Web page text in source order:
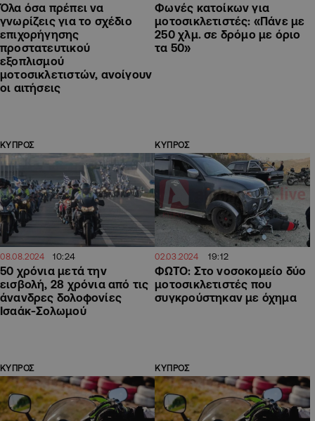
Όλα όσα πρέπει να
γνωρίζεις για το σχέδιο
επιχορήγησης
προστατευτικού
εξοπλισμού
μοτοσικλετιστών, ανοίγουν
οι αιτήσεις
Φωνές κατοίκων για
μοτοσικλετιστές: «Πάνε με
250 χλμ. σε δρόμο με όριο
τα 50»
ΚΥΠΡΟΣ
08.08.2024 10:24
50 χρόνια μετά την
εισβολή, 28 χρόνια από τις
άνανδρες δολοφονίες
Ισαάκ-Σολωμού
ΚΥΠΡΟΣ
02.03.2024 19:12
ΦΩΤΟ: Στο νοσοκομείο δύο
μοτοσικλετιστές που
συγκρούστηκαν με όχημα
ΚΥΠΡΟΣ ΚΥΠΡΟΣ